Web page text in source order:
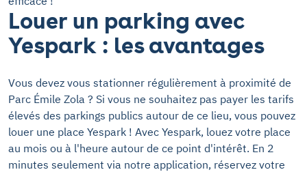
Louer un parking avec
Yespark : les avantages
Vous devez vous stationner régulièrement à proximité de
Parc Émile Zola ? Si vous ne souhaitez pas payer les tarifs
élevés des parkings publics autour de ce lieu, vous pouvez
louer une place Yespark ! Avec Yespark, louez votre place
au mois ou à l'heure autour de ce point d'intérêt. En 2
minutes seulement via notre application, réservez votre